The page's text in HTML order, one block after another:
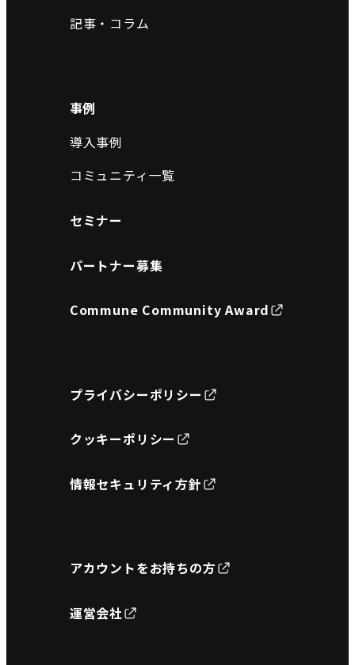
記事・コラム
事例
導入事例
コミュニティ一覧
セミナー
パートナー募集
Commune Community Award
プライバシーポリシー
クッキーポリシー
情報セキュリティ方針
アカウントをお持ちの方
運営会社